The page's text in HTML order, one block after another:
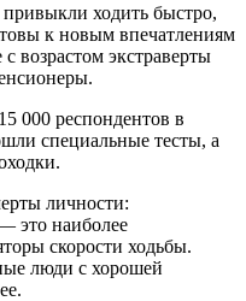
ходить быстро,
к новым впечатлениям
возрастом экстраверты
000 респондентов в
специальные тесты, а
личности:
это наиболее
скорости ходьбы.
люди с хорошей